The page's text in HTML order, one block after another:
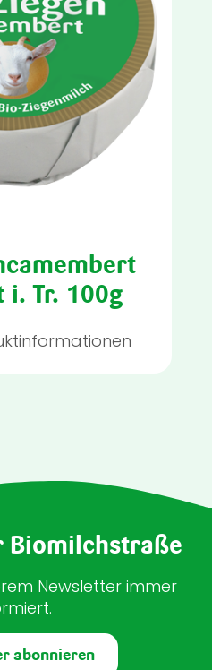
i. Tr. 100g
Biomilchstraße
Newsletter immer
abonnieren